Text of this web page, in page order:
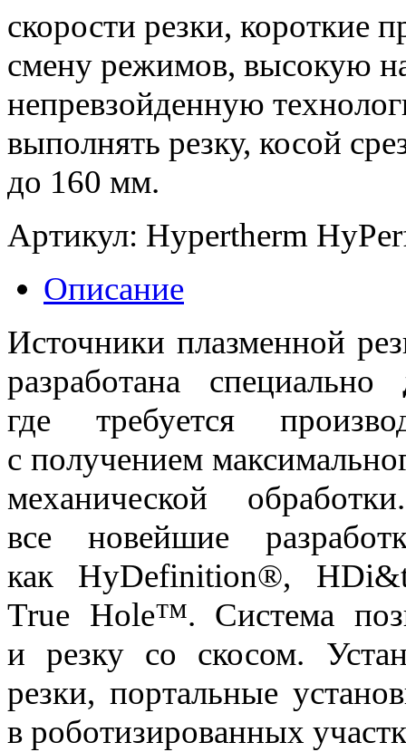
скорости резки, короткие
смену режимов, высокую
непревзойденную
выполнять резку, косой
до 160 мм.
Артикул: Hypertherm
Описание
Источники плазменной
разработана специально
где требуется
с получением
механической
все новейшие
как HyDefinition®,
True Hole™. Система
и резку со скосом.
резки, портальные
в роботизированных